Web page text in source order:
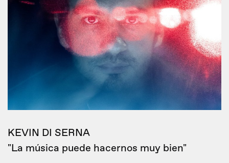
KEVIN DI SERNA
"La música puede hacernos muy bien"